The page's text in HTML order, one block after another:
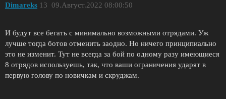
Dimareks 09.Август.2022 08:00:50
13
И будут все бегать с минимально возможными отрядами. Уж
лучше тогда ботов отменить заодно. Но ничего принципиально
это не изменит. Тут не всегда за бой по одному разу имеющиеся
8 отрядов используешь, так, что ваши ограничения ударят в
первую голову по новичкам и скруджам.